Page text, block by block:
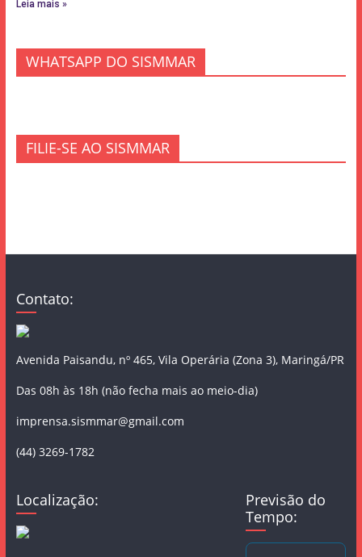
Leia mais »
WHATSAPP DO SISMMAR
FILIE-SE AO SISMMAR
Contato:
Avenida Paisandu, nº 465, Vila Operária (Zona 3), Maringá/PR
Das 08h às 18h (não fecha mais ao meio-dia)
imprensa.sismmar@gmail.com
(44) 3269-1782
Localização:
Previsão do
Tempo: